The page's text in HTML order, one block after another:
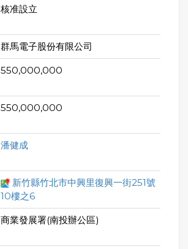
核准設立
群馬電子股份有限公司
550,000,000
550,000,000
潘健成
新竹縣竹北市中興里復興一街251號
10樓之6
商業發展署(南投辦公區)